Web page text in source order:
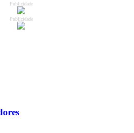
Publicidade
Publicidade